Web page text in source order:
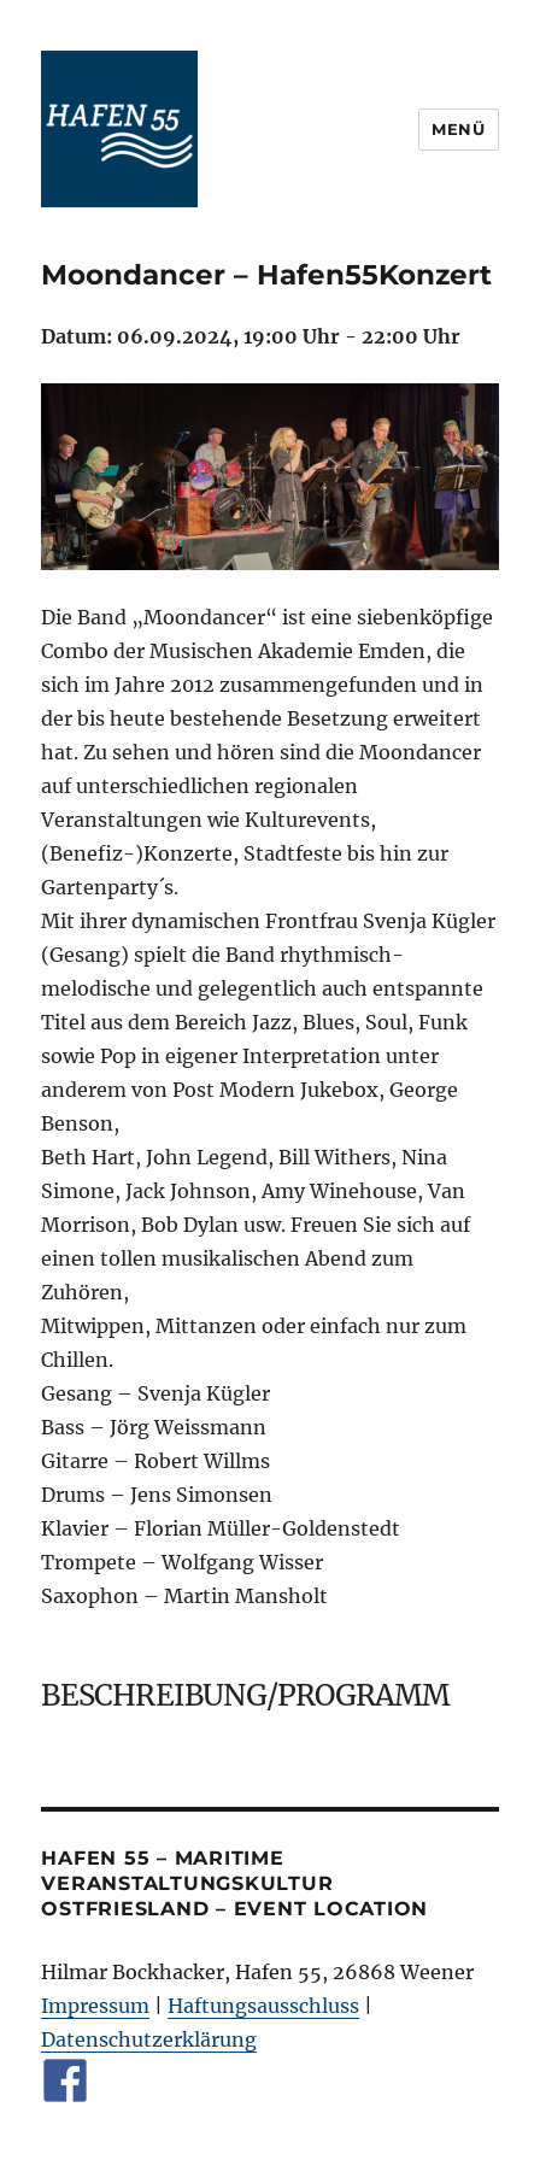
Ostfriesland
MENÜ
Moondancer – Hafen55Konzert
Datum: 06.09.2024, 19:00 Uhr - 22:00 Uhr
Die Band „Moondancer“ ist eine siebenköpfige
Combo der Musischen Akademie Emden, die
sich im Jahre 2012 zusammengefunden und in
der bis heute bestehende Besetzung erweitert
hat. Zu sehen und hören sind die Moondancer
auf unterschiedlichen regionalen
Veranstaltungen wie Kulturevents,
(Benefiz-)Konzerte, Stadtfeste bis hin zur
Gartenparty´s.
Mit ihrer dynamischen Frontfrau Svenja Kügler
(Gesang) spielt die Band rhythmisch-
melodische und gelegentlich auch entspannte
Titel aus dem Bereich Jazz, Blues, Soul, Funk
sowie Pop in eigener Interpretation unter
anderem von Post Modern Jukebox, George
Benson,
Beth Hart, John Legend, Bill Withers, Nina
Simone, Jack Johnson, Amy Winehouse, Van
Morrison, Bob Dylan usw. Freuen Sie sich auf
einen tollen musikalischen Abend zum
Zuhören,
Mitwippen, Mittanzen oder einfach nur zum
Chillen.
Gesang – Svenja Kügler
Bass – Jörg Weissmann
Gitarre – Robert Willms
Drums – Jens Simonsen
Klavier – Florian Müller-Goldenstedt
Trompete – Wolfgang Wisser
Saxophon – Martin Mansholt
BESCHREIBUNG/PROGRAMM
HAFEN 55 – MARITIME
VERANSTALTUNGSKULTUR
OSTFRIESLAND – EVENT LOCATION
Hilmar Bockhacker, Hafen 55, 26868 Weener
Impressum |Haftungsausschluss
Datenschutzerklärung